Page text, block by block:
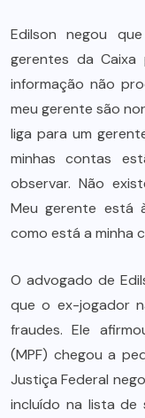
Edilson negou
gerentes da Caixa
informação não
meu gerente são
liga para um
minhas contas
observar. Não
Meu gerente está
como está a minha
O advogado de
que o ex-jogador
fraudes. Ele
(MPF) chegou a
Justiça Federal
incluído na lista de